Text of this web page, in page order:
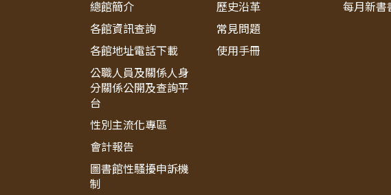
總館簡介
各館資訊查詢
各館地址電話下載
公職人員及關係人身
分關係公開及查詢平
台
性別主流化專區
會計報告
圖書館性騷擾申訴機
制
歷史沿革
常見問題
使用手冊
每月新書